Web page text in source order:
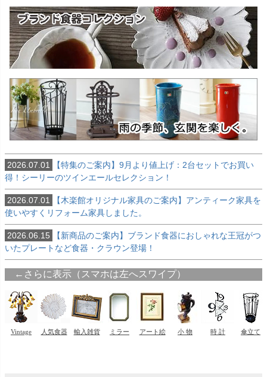
2026.07.01
【特集のご案内】9月より値上げ：2台セットでお買い
得！シーリーのツインエールセレクション！
2026.07.01
【木楽館オリジナル家具のご案内】アンティーク家具を
使いやすくリフォーム家具しました。
2026.06.15
【新商品のご案内】ブランド食器におしゃれな王冠がつ
いたプレートなど食器・クラウン登場！